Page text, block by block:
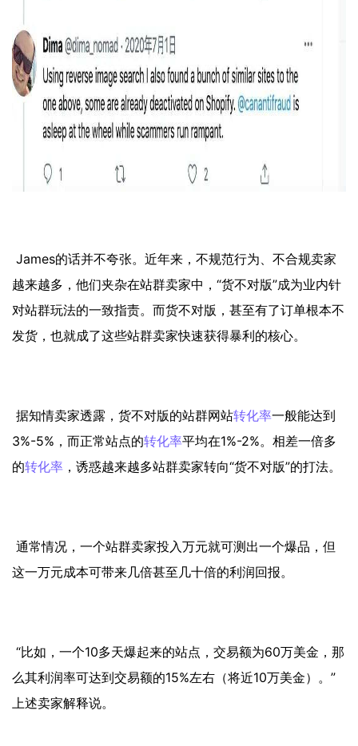
James的话并不夸张。近年来，不规范行为、不合规卖家
越来越多，他们夹杂在站群卖家中，“货不对版”成为业内针
对站群玩法的一致指责。而货不对版，甚至有了订单根本不
发货，也就成了这些站群卖家快速获得暴利的核心。
据知情卖家透露，货不对版的站群网站转化率一般能达到
3%-5%，而正常站点的转化率平均在1%-2%。相差一倍多
的转化率 ，诱惑越来越多站群卖家转向“货不对版”的打法。
通常情况，一个站群卖家投入万元就可测出一个爆品，但
这一万元成本可带来几倍甚至几十倍的利润回报。
“比如，一个10多天爆起来的站点，交易额为60万美金，那
么其利润率可达到交易额的15%左右（将近10万美金）。”
上述卖家解释说。